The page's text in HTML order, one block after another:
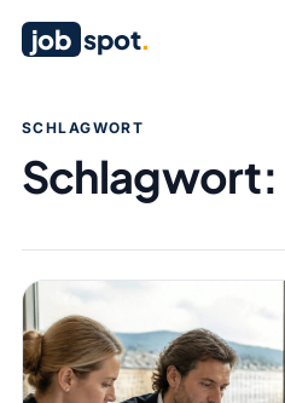
job spot.
SCHLAGWORT
Schlagwort: